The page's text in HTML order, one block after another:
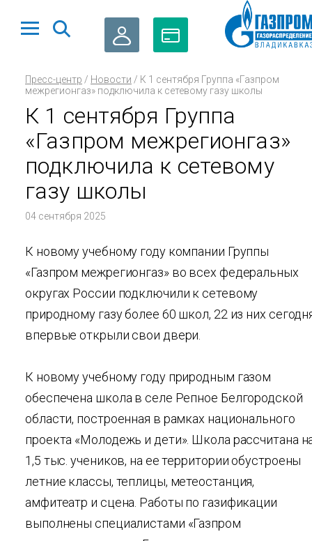
Пресс-центр / Новости / К 1 сентября Группа «Газпром
межрегионгаз» подключила к сетевому газу школы
К 1 сентября Группа
«Газпром межрегионгаз»
подключила к сетевому
газу школы
04 сентября 2025
К новому учебному году компании Группы
«Газпром межрегионгаз» во всех федеральных
округах России подключили к сетевому
природному газу более 60 школ, 22 из них
впервые открыли свои двери.
К новому учебному году природным газом
обеспечена школа в селе Репное Белгородской
области, построенная в рамках национального
проекта «Молодежь и дети». Школа рассчитана
1,5 тыс. учеников, на ее территории обустроены
летние классы, теплицы, метеостанция,
амфитеатр и сцена. Работы по газификации
выполнены специалистами «Газпром